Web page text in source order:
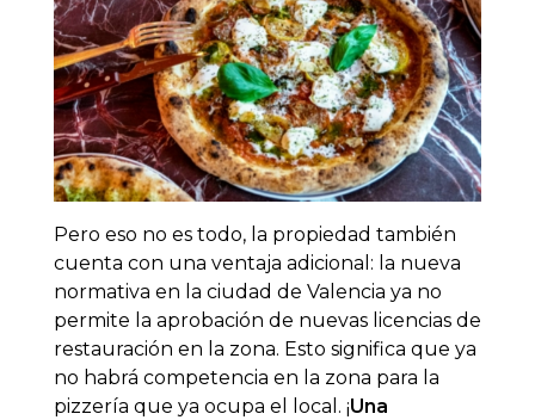
Pero eso no es todo, la propiedad también
cuenta con una ventaja adicional: la nueva
normativa en la ciudad de Valencia ya no
permite la aprobación de nuevas licencias de
restauración en la zona. Esto significa que ya
no habrá competencia en la zona para la
pizzería que ya ocupa el local. ¡Una